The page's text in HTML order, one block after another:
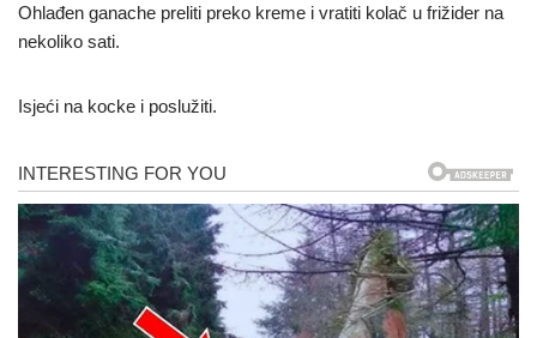
Ohlađen ganache preliti preko kreme i vratiti kolač u frižider na
nekoliko sati.
Isjeći na kocke i poslužiti.